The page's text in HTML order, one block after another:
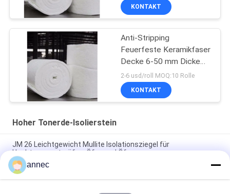
KONTAKT
Anti-Stripping
Feuerfeste Keramikfaser
Decke 6-50 mm Dicke
Isolierung
2-6 usd/roll MOQ:10 Rolle
KONTAKT
Hoher Tonerde-Isolierstein
JM 26 Leichtgewicht Mullite Isolationsziegel für
Hochtemperaturöfen, Öfen und Öfen
Hohe Aluminiumoxid Isolierziegel 42%-72% Al2O3 1250°C-
1600°C
annec